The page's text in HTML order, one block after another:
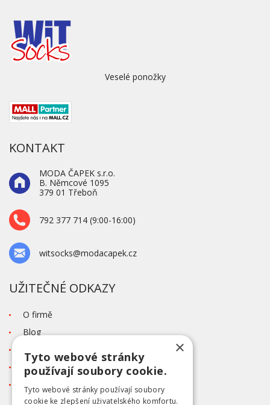
Veselé ponožky
KONTAKT
MODA ČAPEK s.r.o.
B. Němcové 1095
379 01 Třeboň
792 377 714 (9:00-16:00)
witsocks@modacapek.cz
UŽITEČNÉ ODKAZY
O firmě
Blog
Tabulka velikostí
Ochrana osobních údajů GDPR
×
Tyto webové stránky
používají soubory cookie.
Tyto webové stránky používají soubory
cookie ke zlepšení uživatelského komfortu.